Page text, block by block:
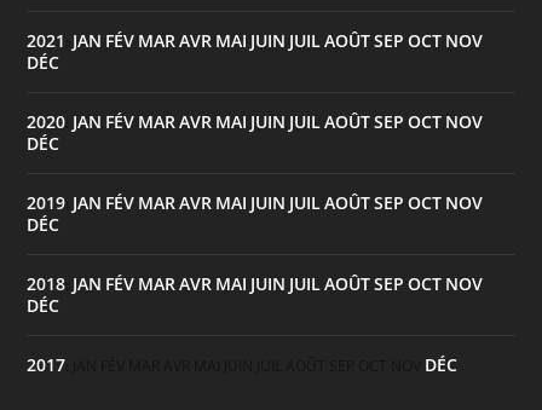
2021 JAN FÉV MARAVR MAI JUIN JUILAOÛTSEP OCT NOV
DÉC
2020 JAN FÉV MARAVR MAI JUIN JUILAOÛTSEP OCT NOV
DÉC
2019 JAN FÉV MARAVR MAI JUIN JUILAOÛTSEP OCT NOV
DÉC
2018 JAN FÉV MARAVR MAI JUIN JUILAOÛTSEP OCT NOV
DÉC
2017 DÉC